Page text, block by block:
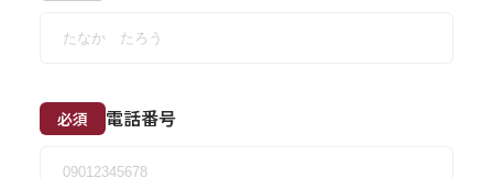
電話番号
必須